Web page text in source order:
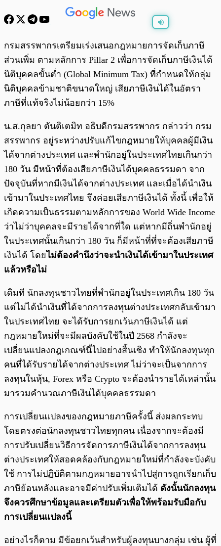
0:00 /
กรมสรรพากรเตรียมเร่งเสนอกฎหมายการจัดเก็บภาษี
ส่วนเพิ่ม ตามหลักการ Pillar 2 เพื่อการจัดเก็บภาษีเงินได้
นิติบุคคลขั้นต่ำ (Global Minimum Tax) ที่กำหนดให้กลุ่ม
นิติบุคคลข้ามชาติขนาดใหญ่ เสียภาษีเงินได้ในอัตรา
ภาษีที่แท้จริงไม่น้อยกว่า 15%
น.ส.กุลยา ตันติเตมิท อธิบดีกรมสรรพากร กล่าวว่า กรม
สรรพากร อยู่ระหว่างปรับแก้ไขกฎหมายให้บุคคลผู้มีเงิน
ได้จากต่างประเทศ และพำนักอยู่ในประเทศไทยเกินกว่า
180 วัน มีหน้าที่ต้องเสียภาษีเงินได้บุคคลธรรมดา จาก
ปัจจุบันที่หากมีเงินได้จากต่างประเทศ และเมื่อได้นำเงิน
เข้ามาในประเทศไทย จึงค่อยเสียภาษีเงินได้ ทั้งนี้ เพื่อให้
เกิดความเป็นธรรมตามหลักการของ World Wide Income
ว่าไม่ว่าบุคคลจะมีรายได้จากที่ใด แต่หากมีถิ่นพำนักอยู่
ในประเทศนั้นเกินกว่า 180 วัน ก็มีหน้าที่ที่จะต้องเสียภาษี
เงินได้ โดยไม่ต้องคำนึงว่าจะนำเงินได้เข้ามาในประเทศ
แล้วหรือไม่
เดิมที นักลงทุนชาวไทยที่พำนักอยู่ในประเทศเกิน 180 วัน
แต่ไม่ได้นำเงินที่ได้จากการลงทุนต่างประเทศกลับเข้ามา
ในประเทศไทย จะได้รับการยกเว้นภาษีเงินได้ แต่
กฎหมายใหม่ที่จะมีผลบังคับใช้ในปี 2568 กำลังจะ
เปลี่ยนแปลงกฎเกณฑ์นี้ไปอย่างสิ้นเชิง ทำให้นักลงทุนทุก
คนที่ได้รับรายได้จากต่างประเทศ ไม่ว่าจะเป็นจากการ
ลงทุนในหุ้น, Forex หรือ Crypto จะต้องนำรายได้เหล่านั้น
มารวมคำนวณภาษีเงินได้บุคคลธรรมดา
การเปลี่ยนแปลงของกฎหมายภาษีครั้งนี้ ส่งผลกระทบ
โดยตรงต่อนักลงทุนชาวไทยทุกคน เนื่องจากจะต้องมี
การปรับเปลี่ยนวิธีการจัดการภาษีเงินได้จากการลงทุน
ต่างประเทศให้สอดคล้องกับกฎหมายใหม่ที่กำลังจะบังคับ
ใช้ การไม่ปฏิบัติตามกฎหมายอาจนำไปสู่การถูกเรียกเก็บ
ภาษีย้อนหลังและอาจมีค่าปรับเพิ่มเติมได้ ดังนั้นนักลงทุน
จึงควรศึกษาข้อมูลและเตรียมตัวเพื่อให้พร้อมรับมือกับ
การเปลี่ยนแปลงนี้
อย่างไรก็ตาม มีข้อยกเว้นสำหรับผู้ลงทุนบางกลุ่ม เช่น ผู้ที่